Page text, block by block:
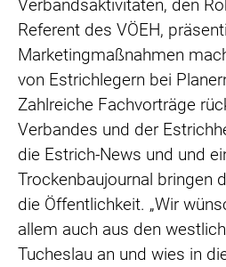
Verbandsaktivitäten, den
Referent des VÖEH,
Marketingmaßnahmen
von Estrichlegern bei
Zahlreiche Fachvorträge
Verbandes und der
die Estrich-News und und
Trockenbaujournal bringen
die Öffentlichkeit. „Wir
allem auch aus den
Tucheslau an und wies in